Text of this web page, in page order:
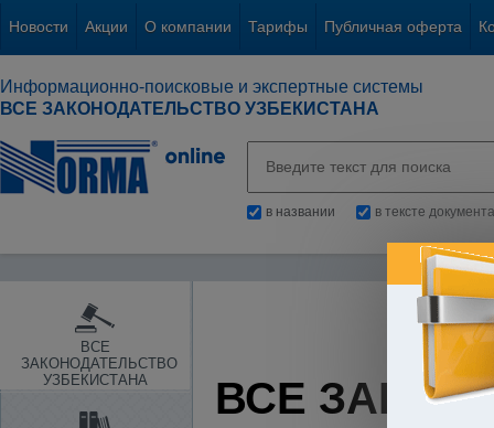
Новости Акции О компании Тарифы Публичная оферта
Информационно-поисковые и экспертные системы
ВСЕ ЗАКОНОДАТЕЛЬСТВО УЗБЕКИСТАНА
в названии в тексте документа
ВСЕ
ЗАКОНОДАТЕЛЬСТВО
УЗБЕКИСТАНА
ВСЕ